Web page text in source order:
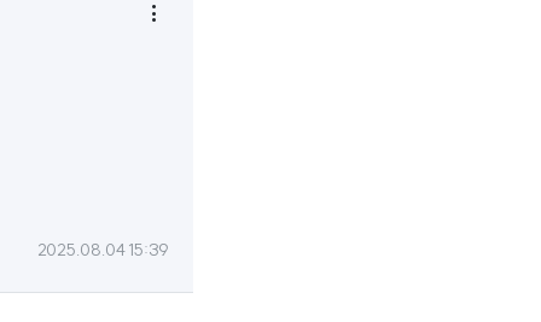

2025.08.04 15:39